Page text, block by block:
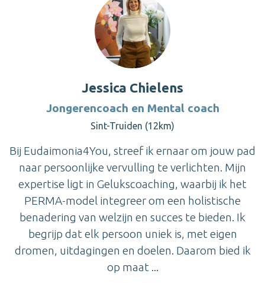
Jessica Chielens
Jongerencoach en Mental coach
Sint-Truiden (12km)
Bij Eudaimonia4You, streef ik ernaar om jouw pad
naar persoonlijke vervulling te verlichten. Mijn
expertise ligt in Gelukscoaching, waarbij ik het
PERMA-model integreer om een holistische
benadering van welzijn en succes te bieden. Ik
begrijp dat elk persoon uniek is, met eigen
dromen, uitdagingen en doelen. Daarom bied ik
op maat ...